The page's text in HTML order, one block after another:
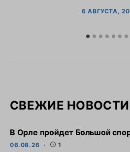
6 АВГУСТА,
СВЕЖИЕ НОВОСТИ
В Орле пройдет Большой
06.08.26 1